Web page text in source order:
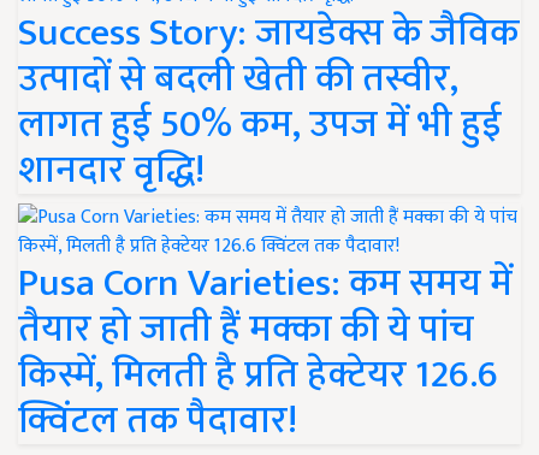
Success Story: जायडेक्स के जैविक
उत्पादों से बदली खेती की तस्वीर,
लागत हुई 50% कम, उपज में भी हुई
शानदार वृद्धि!
Pusa Corn Varieties: कम समय में
तैयार हो जाती हैं मक्का की ये पांच
किस्में, मिलती है प्रति हेक्टेयर 126.6
क्विंटल तक पैदावार!